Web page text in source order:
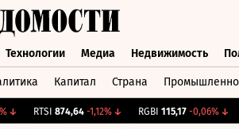
Технологии Медиа Недвижимость
Капитал Страна
↓ RTSI 874,64 -1,12%↓ RGBI 115,17 -0,06%↓